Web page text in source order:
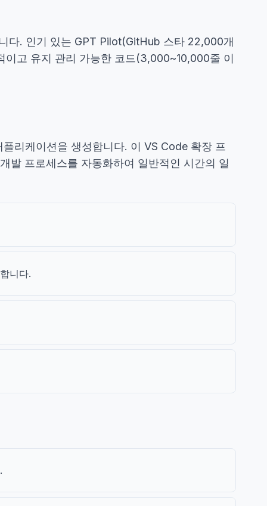
다. 인기 있는 GPT Pilot(GitHub 스타 22,000개
이고 유지 관리 가능한 코드(3,000~10,000줄 이
리케이션을 생성합니다. 이 VS Code 확장 프
발 프로세스를 자동화하여 일반적인 시간의 일
니다.